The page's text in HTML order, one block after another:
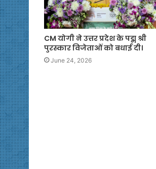
CM योगी ने उत्तर प्रदेश के पद्म श्री
पुरस्कार विजेताओं को बधाई दी।
June 24, 2026